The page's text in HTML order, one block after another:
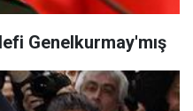
Genelkurmay'mış